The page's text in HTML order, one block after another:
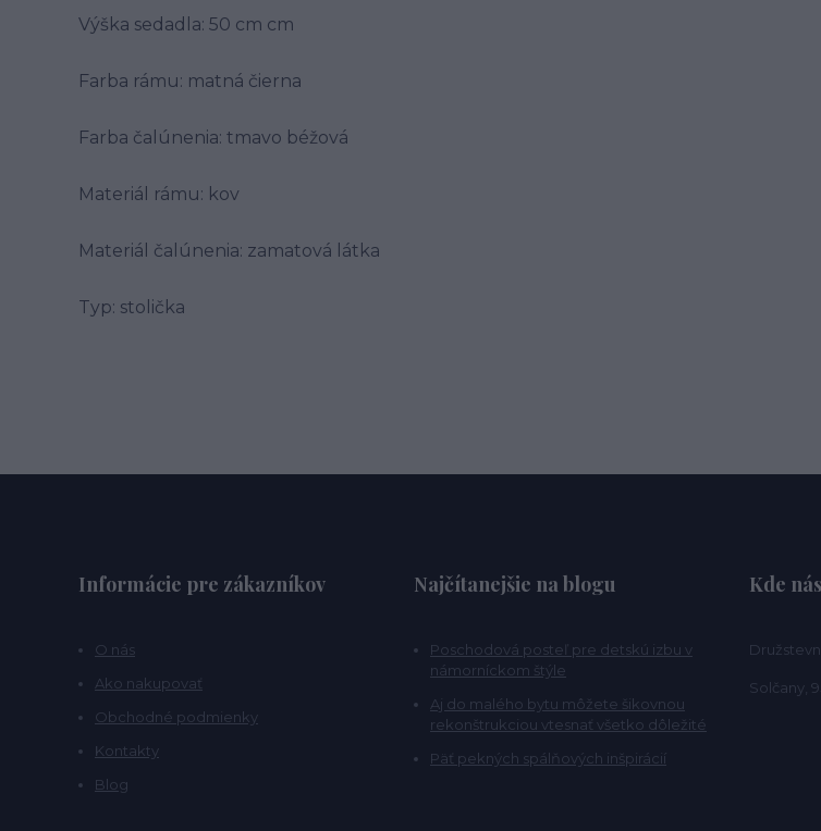
Výška sedadla: 50 cm cm
Farba rámu: matná čierna
Farba čalúnenia: tmavo béžová
Materiál rámu: kov
Materiál čalúnenia: zamatová látka
Typ: stolička
Informácie pre zákazníkov
O nás
Ako nakupovať
Obchodné podmienky
Kontakty
Blog
Najčítanejšie na blogu
Poschodová posteľ pre detskú izbu v
námorníckom štýle
Aj do malého bytu môžete šikovnou
rekonštrukciou vtesnať všetko dôležité
Päť pekných spálňových inšpirácií
Kde
Solčany,